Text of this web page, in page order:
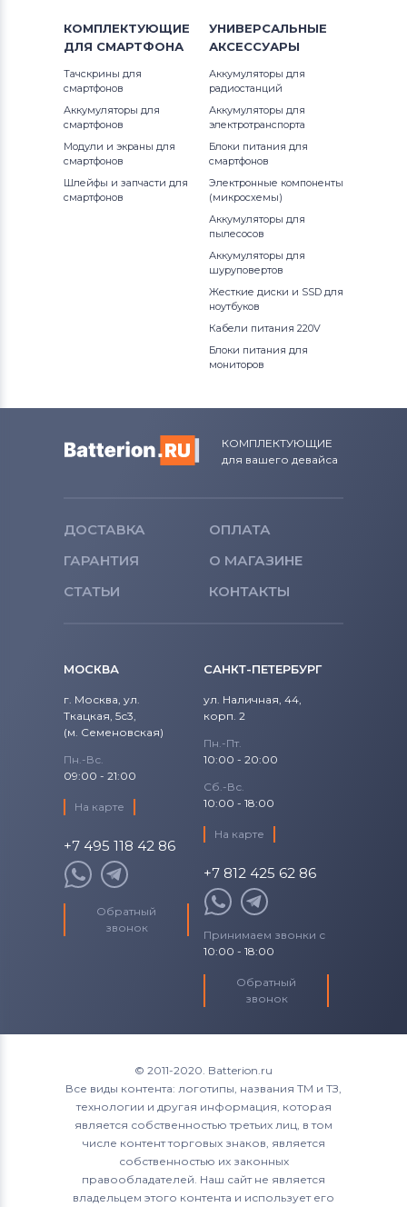
КОМПЛЕКТУЮЩИЕ
ДЛЯ СМАРТФОНА
Тачскрины для
смартфонов
Аккумуляторы для
смартфонов
Модули и экраны для
смартфонов
Шлейфы и запчасти для
смартфонов
УНИВЕРСАЛЬНЫЕ
АКСЕССУАРЫ
Аккумуляторы для
радиостанций
Аккумуляторы для
электротранспорта
Блоки питания для
смартфонов
Электронные компоненты
(микросхемы)
Аккумуляторы для
пылесосов
Аккумуляторы для
шуруповертов
Жесткие диски и SSD для
ноутбуков
Кабели питания 220V
Блоки питания для
мониторов
КОМПЛЕКТУЮЩИЕ
для вашего девайса
ДОСТАВКА
ОПЛАТА
ГАРАНТИЯ
О МАГАЗИНЕ
СТАТЬИ
КОНТАКТЫ
МОСКВА
г. Москва, ул.
Ткацкая, 5с3,
(м. Семеновская)
Пн.-Вс.
09:00 - 21:00
На карте
+7 495 118 42 86
Обратный
звонок
САНКТ-ПЕТЕРБУРГ
ул. Наличная, 44,
корп. 2
Пн.-Пт.
10:00 - 20:00
Сб.-Вс.
10:00 - 18:00
На карте
+7 812 425 62 86
Принимаем звонки с
10:00 - 18:00
Обратный
звонок
© 2011-2020. Batterion.ru
Все виды контента: логотипы, названия ТМ и ТЗ,
технологии и другая информация, которая
является собственностью третьих лиц, в том
числе контент торговых знаков, является
собственностью их законных
правообладателей. Наш сайт не является
владельцем этого контента и использует его